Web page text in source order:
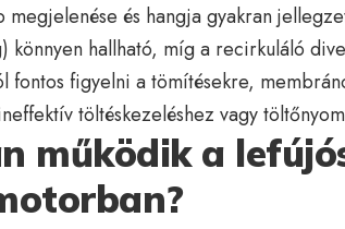
megjelenése és hangja gyakran
könnyen hallható, míg a recirkuláló
fontos figyelni a tömítésekre,
töltéskezeléshez vagy
működik a